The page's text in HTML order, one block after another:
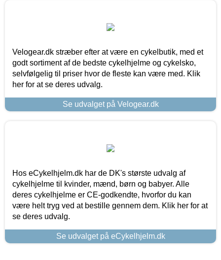
Velogear.dk stræber efter at være en cykelbutik, med et
godt sortiment af de bedste cykelhjelme og cykelsko,
selvfølgelig til priser hvor de fleste kan være med. Klik
her for at se deres udvalg.
Se udvalget på Velogear.dk
Hos eCykelhjelm.dk har de DK's største udvalg af
cykelhjelme til kvinder, mænd, børn og babyer. Alle
deres cykelhjelme er CE-godkendte, hvorfor du kan
være helt tryg ved at bestille gennem dem. Klik her for at
se deres udvalg.
Se udvalget på eCykelhjelm.dk